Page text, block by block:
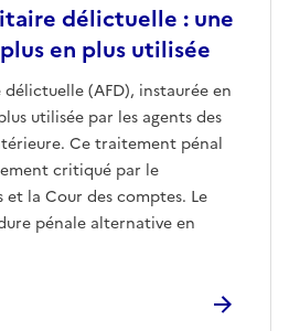
délictuelle : une
en plus utilisée
(AFD), instaurée en
utilisée par les agents des
Ce traitement pénal
critiqué par le
et la Cour des comptes. Le
pénale alternative en